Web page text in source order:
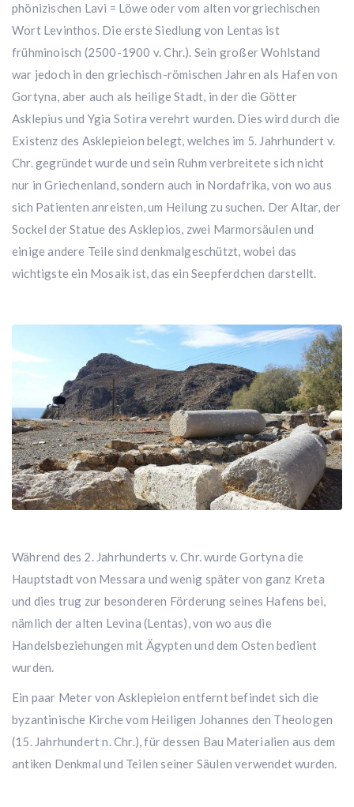
phönizischen Lavi = Löwe oder vom alten vorgriechischen
Wort Levinthos. Die erste Siedlung von Lentas ist
frühminoisch (2500-1900 v. Chr.). Sein großer Wohlstand
war jedoch in den griechisch-römischen Jahren als Hafen von
Gortyna, aber auch als heilige Stadt, in der die Götter
Asklepius und Ygia Sotira verehrt wurden. Dies wird durch die
Existenz des Asklepieion belegt, welches im 5. Jahrhundert v.
Chr. gegründet wurde und sein Ruhm verbreitete sich nicht
nur in Griechenland, sondern auch in Nordafrika, von wo aus
sich Patienten anreisten, um Heilung zu suchen. Der Altar, der
Sockel der Statue des Asklepios, zwei Marmorsäulen und
einige andere Teile sind denkmalgeschützt, wobei das
wichtigste ein Mosaik ist, das ein Seepferdchen darstellt.
Während des 2. Jahrhunderts v. Chr. wurde Gortyna die
Hauptstadt von Messara und wenig später von ganz Kreta
und dies trug zur besonderen Förderung seines Hafens bei,
nämlich der alten Levina (Lentas), von wo aus die
Handelsbeziehungen mit Ägypten und dem Osten bedient
wurden.
Ein paar Meter von Asklepieion entfernt befindet sich die
byzantinische Kirche vom Heiligen Johannes den Theologen
(15. Jahrhundert n. Chr.), für dessen Bau Materialien aus dem
antiken Denkmal und Teilen seiner Säulen verwendet wurden.